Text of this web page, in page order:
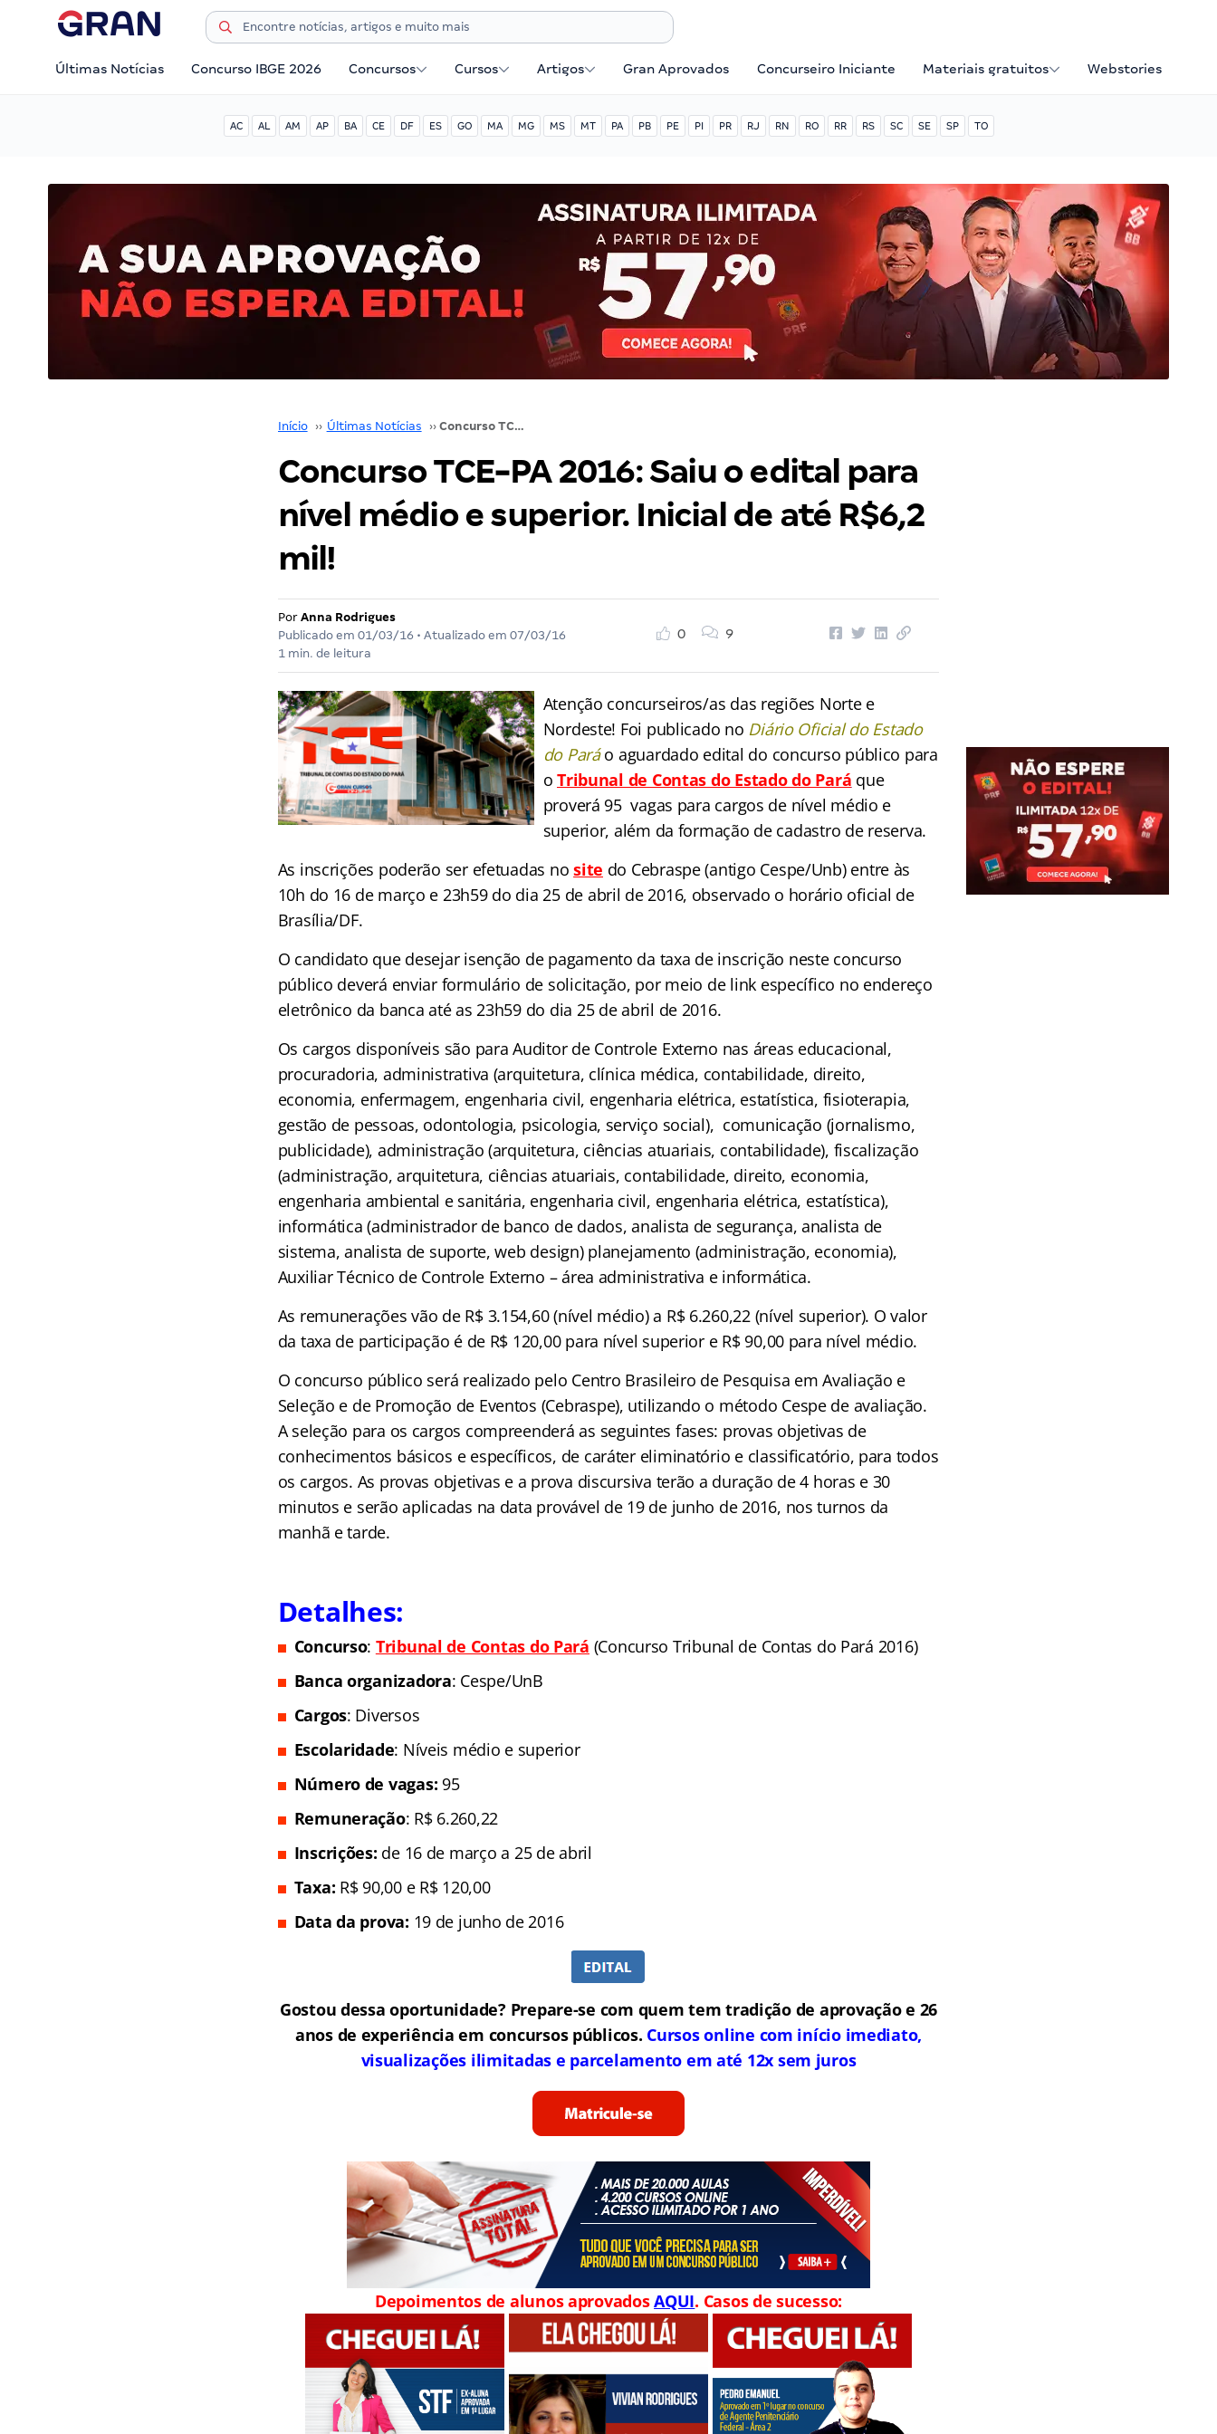
Últimas Notícias Concurso IBGE 2026 Concursos Cursos Artigos Gran Aprovados Concurseiro Iniciante Materiais gratuitos Webstories
AC AL AM AP BA CE DF ES GO MA MG MS MT PA PB PE PI PR RJ RN RO RR RS SC SE SP TO
Início ›› Últimas Notícias ›› Concurso TCE-PA 2016: Saiu o edital para nível médio e superior. Inicial de até R$6,2 mil!
Concurso TCE-PA 2016: Saiu o edital para
nível médio e superior. Inicial de até R$6,2
mil!
Por Anna Rodrigues
Publicado em 01/03/16 • Atualizado em 07/03/16
1 min. de leitura
0 9
Atenção concurseiros/as das regiões Norte e
Nordeste! Foi publicado no Diário Oficial do Estado
do Paráo aguardado edital do concurso público para
oTribunal de Contas do Estado do Pará que
proverá 95 vagas para cargos de nível médio e
superior, além da formação de cadastro de reserva.
As inscrições poderão ser efetuadas nosite do Cebraspe (antigo Cespe/Unb) entre às
10h do 16 de março e 23h59 do dia 25 de abril de 2016, observado o horário oficial de
Brasília/DF.
O candidato que desejar isenção de pagamento da taxa de inscrição neste concurso
público deverá enviar formulário de solicitação, por meio de link específico no endereço
eletrônico da banca até as 23h59 do dia 25 de abril de 2016.
Os cargos disponíveis são para Auditor de Controle Externo nas áreas educacional,
procuradoria, administrativa (arquitetura, clínica médica, contabilidade, direito,
economia, enfermagem, engenharia civil, engenharia elétrica, estatística, fisioterapia,
gestão de pessoas, odontologia, psicologia, serviço social), comunicação (jornalismo,
publicidade), administração (arquitetura, ciências atuariais, contabilidade), fiscalização
(administração, arquitetura, ciências atuariais, contabilidade, direito, economia,
engenharia ambiental e sanitária, engenharia civil, engenharia elétrica, estatística),
informática (administrador de banco de dados, analista de segurança, analista de
sistema, analista de suporte, web design) planejamento (administração, economia),
Auxiliar Técnico de Controle Externo – área administrativa e informática.
As remunerações vão de R$ 3.154,60 (nível médio) a R$ 6.260,22 (nível superior). O valor
da taxa de participação é de R$ 120,00 para nível superior e R$ 90,00 para nível médio.
O concurso público será realizado pelo Centro Brasileiro de Pesquisa em Avaliação e
Seleção e de Promoção de Eventos (Cebraspe), utilizando o método Cespe de avaliação.
A seleção para os cargos compreenderá as seguintes fases: provas objetivas de
conhecimentos básicos e específicos, de caráter eliminatório e classificatório, para todos
os cargos. As provas objetivas e a prova discursiva terão a duração de 4 horas e 30
minutos e serão aplicadas na data provável de 19 de junho de 2016, nos turnos da
manhã e tarde.
Detalhes:
Concurso: Tribunal de Contas do Pará (Concurso Tribunal de Contas do Pará 2016)
Banca organizadora: Cespe/UnB
Cargos: Diversos
Escolaridade: Níveis médio e superior
Número de vagas: 95
Remuneração: R$ 6.260,22
Inscrições: de 16 de março a 25 de abril
Taxa: R$ 90,00 e R$ 120,00
Data da prova: 19 de junho de 2016
Gostou dessa oportunidade? Prepare-se com quem tem tradição de aprovação e 26
anos de experiência em concursos públicos. Cursos online com início imediato,
visualizações ilimitadas e parcelamento em até 12x sem juros
Depoimentos de alunos aprovadosAQUI. Casos de sucesso: